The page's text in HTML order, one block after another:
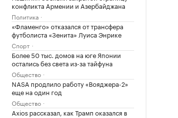
конфликта Армении и Азербайджана
Политика
«Фламенго» отказался от трансфера
футболиста «Зенита» Луиса Энрике
Спорт
Более 50 тыс. домов на юге Японии
остались без света из-за тайфуна
Общество
NASA продлило работу «Вояджера-2»
еще на один год
Общество
Axios рассказал, как Трамп оказался в